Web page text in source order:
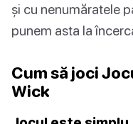
și cu nenumăratele
punem asta la
Cum să joci
Wick